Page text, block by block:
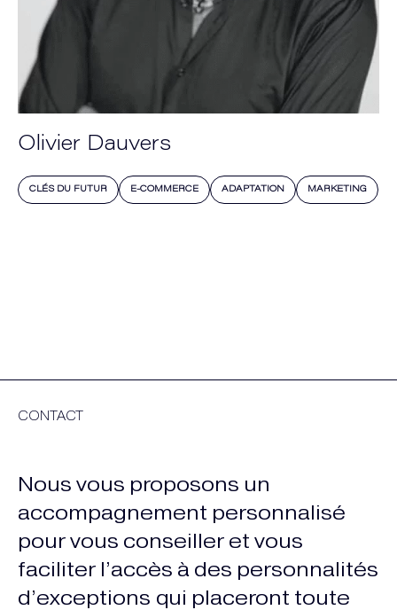
Olivier Dauvers
CLÉS DU FUTUR E-COMMERCE ADAPTATION MARKETING
CONTACT
Nous vous proposons un
accompagnement personnalisé
pour vous conseiller et vous
faciliter l’accès à des personnalités
d’exceptions qui placeront toute